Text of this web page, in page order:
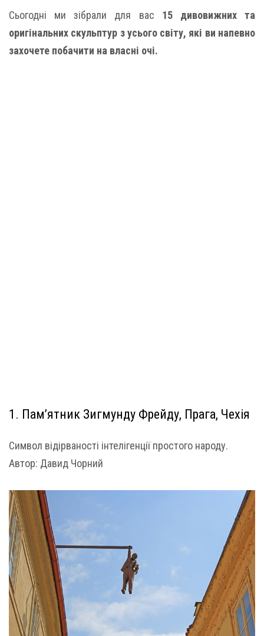
Сьогодні ми зібрали для вас 15 дивовижних та
оригінальних скульптур з усього світу, які ви напевно
захочете побачити на власні очі.
1. Пам’ятник Зигмунду Фрейду, Прага, Чехія
Символ відірваності інтелігенції простого народу.
Автор: Давид Чорний